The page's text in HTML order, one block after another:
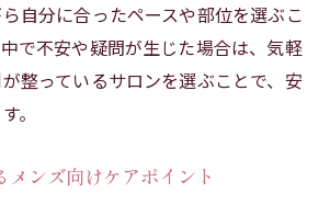
自分に合ったペースや部位を選ぶこ
で不安や疑問が生じた場合は、気軽
整っているサロンを選ぶことで、安
。
メンズ向けケアポイント